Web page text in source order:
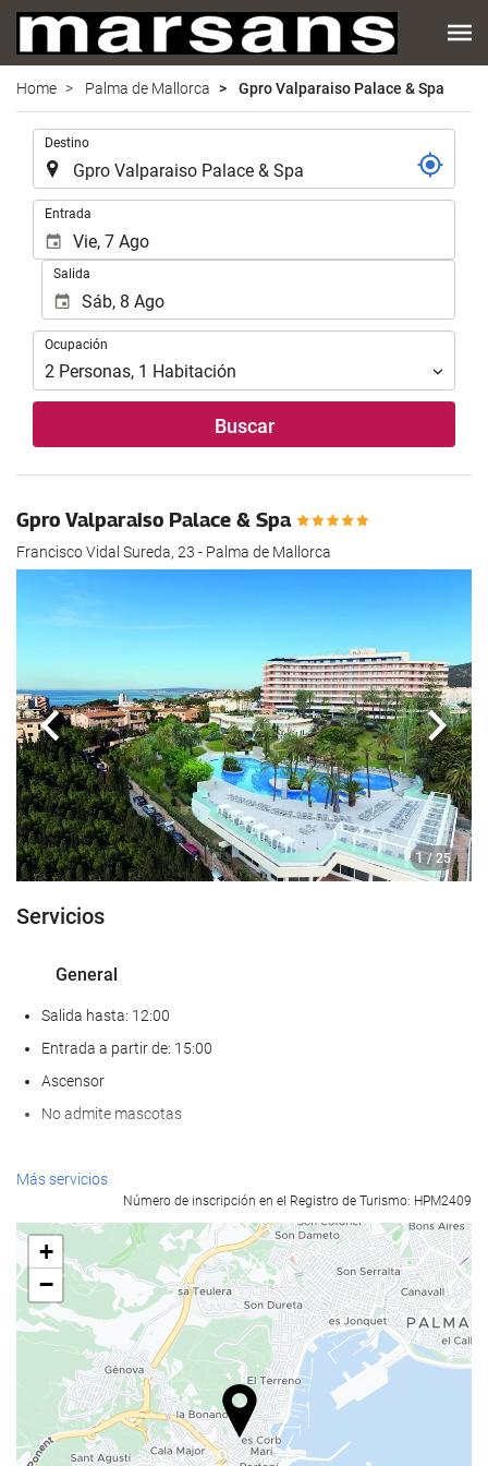
Home Palma de Mallorca Gpro Valparaiso Palace & Spa
Destino
Entrada
Salida
Ocupación
Ocupación
2 Personas, 1 Habitación
Buscar
Gpro Valparaiso Palace & Spa
Francisco Vidal Sureda, 23 - Palma de Mallorca
1 / 25
Anterior
Servicios
General
Salida hasta: 12:00
Entrada a partir de: 15:00
Ascensor
No admite mascotas
Bienestar
Spa
Hammam
Sauna
Gimnasio
Comida y bebida
Restaurante a la carta
Más servicios
Número de inscripción en el Registro de Turismo: HPM2409
+
−